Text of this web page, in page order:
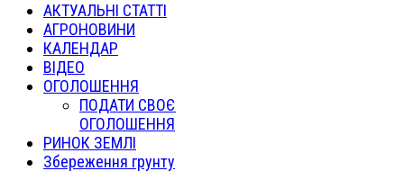
АКТУАЛЬНІ СТАТТІ
АГРОНОВИНИ
КАЛЕНДАР
ВІДЕО
ОГОЛОШЕННЯ
ПОДАТИ СВОЄ
ОГОЛОШЕННЯ
РИНОК ЗЕМЛІ
Збереження грунту